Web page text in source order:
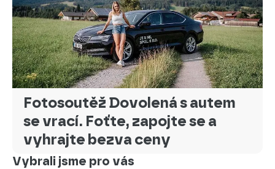
Fotosoutěž Dovolená s autem
se vrací. Foťte, zapojte se a
vyhrajte bezva ceny
Vybrali jsme pro vás